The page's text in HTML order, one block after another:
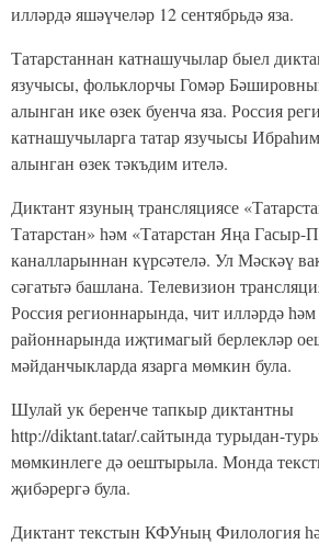
илләрдә яшәүчеләр 12 сентябрьдә яза.
Татарстаннан катнашучылар быел
язучысы, фольклорчы Гомәр
алынган ике өзек буенча яза. Россия
катнашучыларга татар язучысы
алынган өзек тәкъдим ителә.
Диктант язуның трансляциясе
Татарстан» һәм «Татарстан Яңа Гасыр-
каналларыннан күрсәтелә. Ул Мәскәү
сәгатьтә башлана. Телевизион
Россия регионнарында, чит илләрдә һәм
районнарында иҗтимагый берлекләр
мәйданчыкларда язарга мөмкин була.
Шулай ук беренче тапкыр диктантны
http://diktant.tatar/.сайтында турыдан-
мөмкинлеге дә оештырыла. Монда
җибәрергә була.
Диктант текстын КФУның Филология